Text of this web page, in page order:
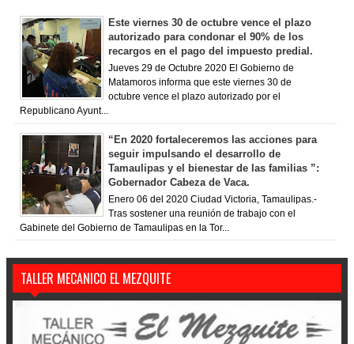
Este viernes 30 de octubre vence el plazo
autorizado para condonar el 90% de los
recargos en el pago del impuesto predial.
Jueves 29 de Octubre 2020 El Gobierno de
Matamoros informa que este viernes 30 de
octubre vence el plazo autorizado por el
Republicano Ayunt...
“En 2020 fortaleceremos las acciones para
seguir impulsando el desarrollo de
Tamaulipas y el bienestar de las familias ”:
Gobernador Cabeza de Vaca.
Enero 06 del 2020 Ciudad Victoria, Tamaulipas.-
Tras sostener una reunión de trabajo con el
Gabinete del Gobierno de Tamaulipas en la Tor...
TALLER MECANICO EL MEZQUITE